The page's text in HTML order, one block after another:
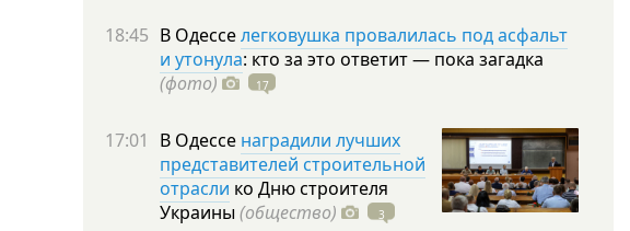
18:45 В Одесселегковушка провалилась под асфальт
и утонула: кто за это ответит — пока загадка
(фото)
17
17:01 В Одессе наградили лучших
представителей строительной
отрасли ко Дню строителя
Украины (общество) 3